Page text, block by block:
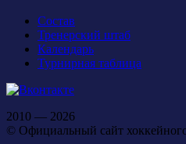
Состав
Тренерский штаб
Календарь
Турнирная таблица
2010 — 2026
© Официальный сайт